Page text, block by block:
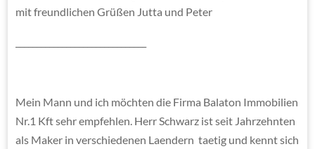
mit freundlichen Grüßen Jutta und Peter
Mein Mann und ich möchten die Firma Balaton Immobilien
Nr.1 Kft sehr empfehlen. Herr Schwarz ist seit Jahrzehnten
als Maker in verschiedenen Laendern taetig und kennt sich